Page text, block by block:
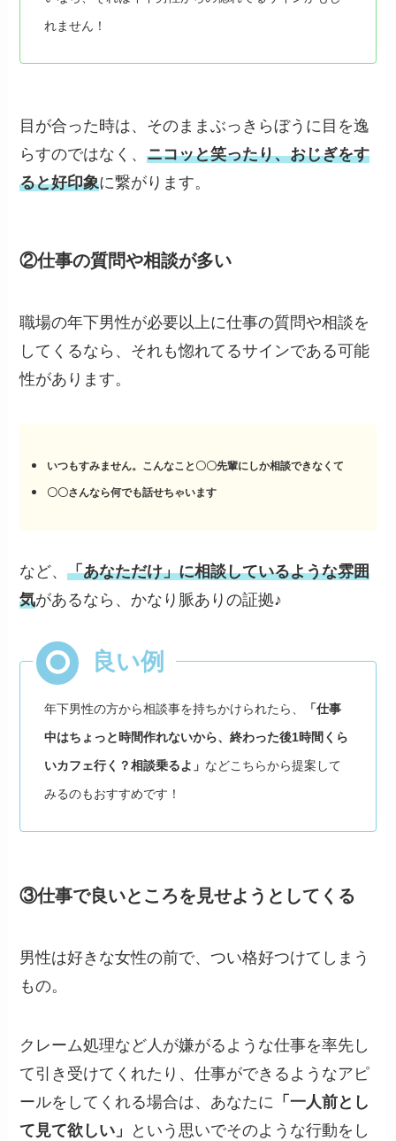
れません！
目が合った時は、そのままぶっきらぼうに目を逸
らすのではなく、ニコッと笑ったり、おじぎをす
ると好印象に繋がります。
②仕事の質問や相談が多い
職場の年下男性が必要以上に仕事の質問や相談を
してくるなら、それも惚れてるサインである可能
性があります。
いつもすみません。こんなこと〇〇先輩にしか相談できなくて
〇〇さんなら何でも話せちゃいます
など、「あなただけ」に相談しているような雰囲
気があるなら、かなり脈ありの証拠♪
年下男性の方から相談事を持ちかけられたら、
「仕事
中はちょっと時間作れないから、終わった後1時間くら
いカフェ行く？相談乗るよ」 などこちらから提案して
みるのもおすすめです！
③仕事で良いところを見せようとしてくる
男性は好きな女性の前で、つい格好つけてしまう
もの。
クレーム処理など人が嫌がるような仕事を率先し
て引き受けてくれたり、仕事ができるようなアピ
ールをしてくれる場合は、あなたに 「一人前とし
て見て欲しい」
という思いでそのような行動をし